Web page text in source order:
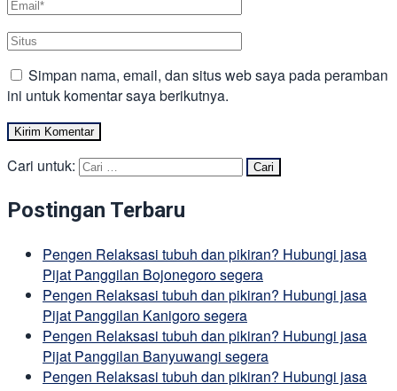
Simpan nama, email, dan situs web saya pada peramban
ini untuk komentar saya berikutnya.
Cari untuk:
Postingan Terbaru
Pengen Relaksasi tubuh dan pikiran? Hubungi jasa
Pijat Panggilan Bojonegoro segera
Pengen Relaksasi tubuh dan pikiran? Hubungi jasa
Pijat Panggilan Kanigoro segera
Pengen Relaksasi tubuh dan pikiran? Hubungi jasa
Pijat Panggilan Banyuwangi segera
Pengen Relaksasi tubuh dan pikiran? Hubungi jasa